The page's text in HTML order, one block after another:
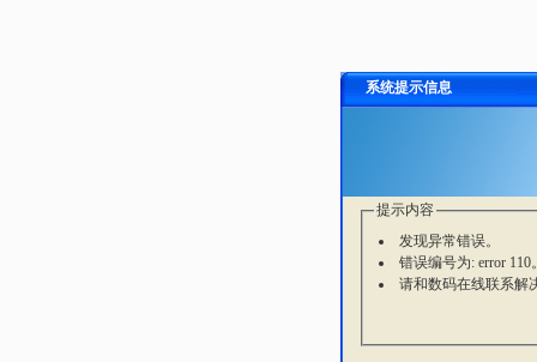
系统提示信息
提示内容
发现异常错误。
错误编号为: error 110
请和数码在线联系解